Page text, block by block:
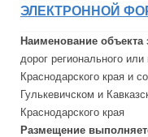
ЭЛЕКТРОННОЙ
Наименование объекта
дорог регионального
Краснодарского края и
Гулькевичском и
Краснодарского края
Размещение